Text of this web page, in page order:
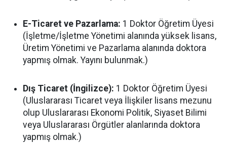
E-Ticaret ve Pazarlama: 1 Doktor Öğretim Üyesi
(İşletme/İşletme Yönetimi alanında yüksek lisans,
Üretim Yönetimi ve Pazarlama alanında doktora
yapmış olmak. Yayını bulunmak.)
Dış Ticaret (İngilizce): 1 Doktor Öğretim Üyesi
(Uluslararası Ticaret veya İlişkiler lisans mezunu
olup Uluslararası Ekonomi Politik, Siyaset Bilimi
veya Uluslararası Örgütler alanlarında doktora
yapmış olmak.)